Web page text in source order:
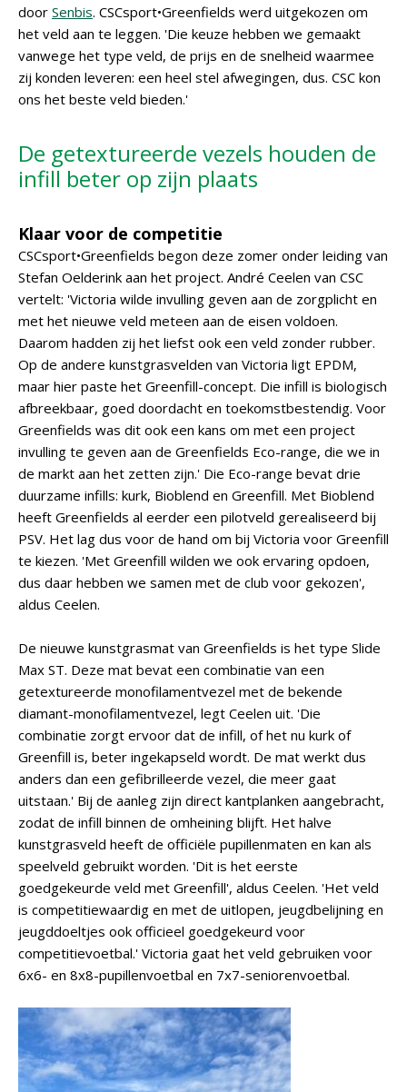
door Senbis. CSCsport•Greenfields werd uitgekozen om
het veld aan te leggen. 'Die keuze hebben we gemaakt
vanwege het type veld, de prijs en de snelheid waarmee
zij konden leveren: een heel stel afwegingen, dus. CSC kon
ons het beste veld bieden.'
De getextureerde vezels houden de
infill beter op zijn plaats
Klaar voor de competitie
CSCsport•Greenfields begon deze zomer onder leiding van
Stefan Oelderink aan het project. André Ceelen van CSC
vertelt: 'Victoria wilde invulling geven aan de zorgplicht en
met het nieuwe veld meteen aan de eisen voldoen.
Daarom hadden zij het liefst ook een veld zonder rubber.
Op de andere kunstgrasvelden van Victoria ligt EPDM,
maar hier paste het Greenfill-concept. Die infill is biologisch
afbreekbaar, goed doordacht en toekomstbestendig. Voor
Greenfields was dit ook een kans om met een project
invulling te geven aan de Greenfields Eco-range, die we in
de markt aan het zetten zijn.' Die Eco-range bevat drie
duurzame infills: kurk, Bioblend en Greenfill. Met Bioblend
heeft Greenfields al eerder een pilotveld gerealiseerd bij
PSV. Het lag dus voor de hand om bij Victoria voor Greenfill
te kiezen. 'Met Greenfill wilden we ook ervaring opdoen,
dus daar hebben we samen met de club voor gekozen',
aldus Ceelen.
De nieuwe kunstgrasmat van Greenfields is het type Slide
Max ST. Deze mat bevat een combinatie van een
getextureerde monofilamentvezel met de bekende
diamant-monofilamentvezel, legt Ceelen uit. 'Die
combinatie zorgt ervoor dat de infill, of het nu kurk of
Greenfill is, beter ingekapseld wordt. De mat werkt dus
anders dan een gefibrilleerde vezel, die meer gaat
uitstaan.' Bij de aanleg zijn direct kantplanken aangebracht,
zodat de infill binnen de omheining blijft. Het halve
kunstgrasveld heeft de officiële pupillenmaten en kan als
speelveld gebruikt worden. 'Dit is het eerste
goedgekeurde veld met Greenfill', aldus Ceelen. 'Het veld
is competitiewaardig en met de uitlopen, jeugdbelijning en
jeugddoeltjes ook officieel goedgekeurd voor
competitievoetbal.' Victoria gaat het veld gebruiken voor
6x6- en 8x8-pupillenvoetbal en 7x7-seniorenvoetbal.